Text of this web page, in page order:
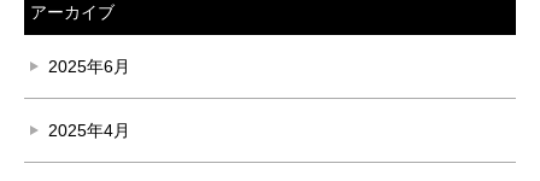
アーカイブ
2025年6月
2025年4月